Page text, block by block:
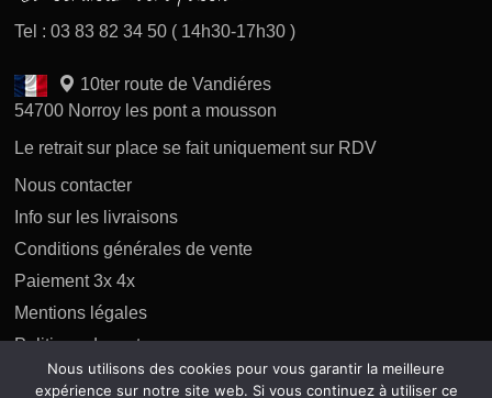
Tel : 03 83 82 34 50 ( 14h30-17h30 )
10ter route de Vandiéres
54700 Norroy les pont a mousson
Le retrait sur place se fait uniquement sur RDV
Nous contacter
Info sur les livraisons
Conditions générales de vente
Paiement 3x 4x
Mentions légales
Politique des retours
Politique de confidentialité
Nous utilisons des cookies pour vous garantir la meilleure
expérience sur notre site web. Si vous continuez à utiliser ce